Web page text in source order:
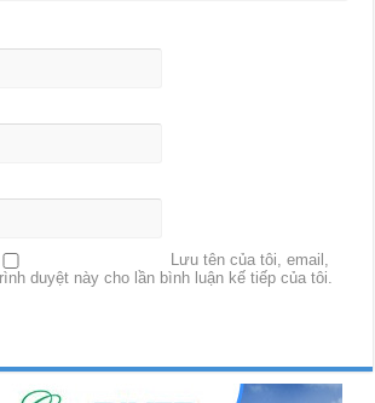
Lưu tên của tôi, email,
duyệt này cho lần bình luận kế tiếp của tôi.